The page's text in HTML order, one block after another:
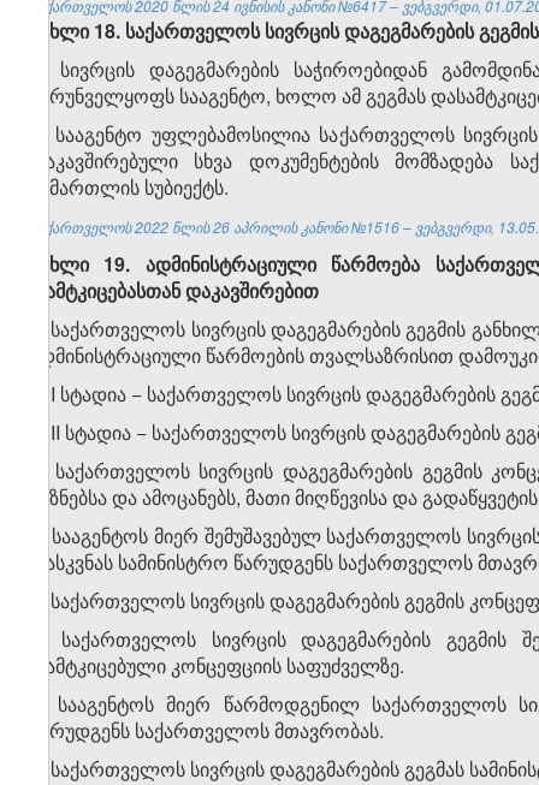
საქართველოს 2020 წლის 24 ივნისის კანონი №6417 – ვებგვერდი,
მუხლი 18. საქართველოს სივრცის დაგეგმარების
1. სივრცის დაგეგმარების საჭიროებიდან
უზრუნველყოფს სააგენტო, ხოლო ამ გეგმას
2. სააგენტო უფლებამოსილია საქართველოს
დაკავშირებული სხვა დოკუმენტების მომზადება
სამართლის სუბიექტს.
საქართველოს 2022 წლის 26 აპრილის კანონი №1516 – ვებგვერდი,
მუხლი 19. ადმინისტრაციული წარმოება
დამტკიცებასთან დაკავშირებით
1. საქართველოს სივრცის დაგეგმარების გეგმის
ადმინისტრაციული წარმოების თვალსაზრისით
ა) I სტადია − საქართველოს სივრცის დაგეგმარების
ბ) II სტადია − საქართველოს სივრცის დაგეგმარების
2. საქართველოს სივრცის დაგეგმარების გეგმის
მიზნებსა და ამოცანებს, მათი მიღწევისა და
3. სააგენტოს მიერ შემუშავებულ საქართველოს
დასკვნას სამინისტრო წარუდგენს საქართველოს
4. საქართველოს სივრცის დაგეგმარების გეგმის
5. საქართველოს სივრცის დაგეგმარების გეგმის
დამტკიცებული კონცეფციის საფუძველზე.
6. სააგენტოს მიერ წარმოდგენილ საქართველოს
წარუდგენს საქართველოს მთავრობას.
7. საქართველოს სივრცის დაგეგმარების გეგმას